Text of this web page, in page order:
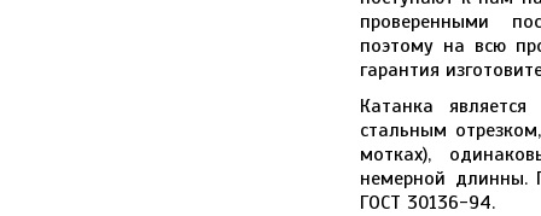
проверенными
поэтому на всю
гарантия
Катанка
стальным
мотках),
немерной длинны.
ГОСТ 30136-94.